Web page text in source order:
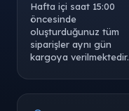
Hafta içi saat 15:00
öncesinde
oluşturduğunuz tüm
siparişler aynı gün
kargoya verilmektedir.